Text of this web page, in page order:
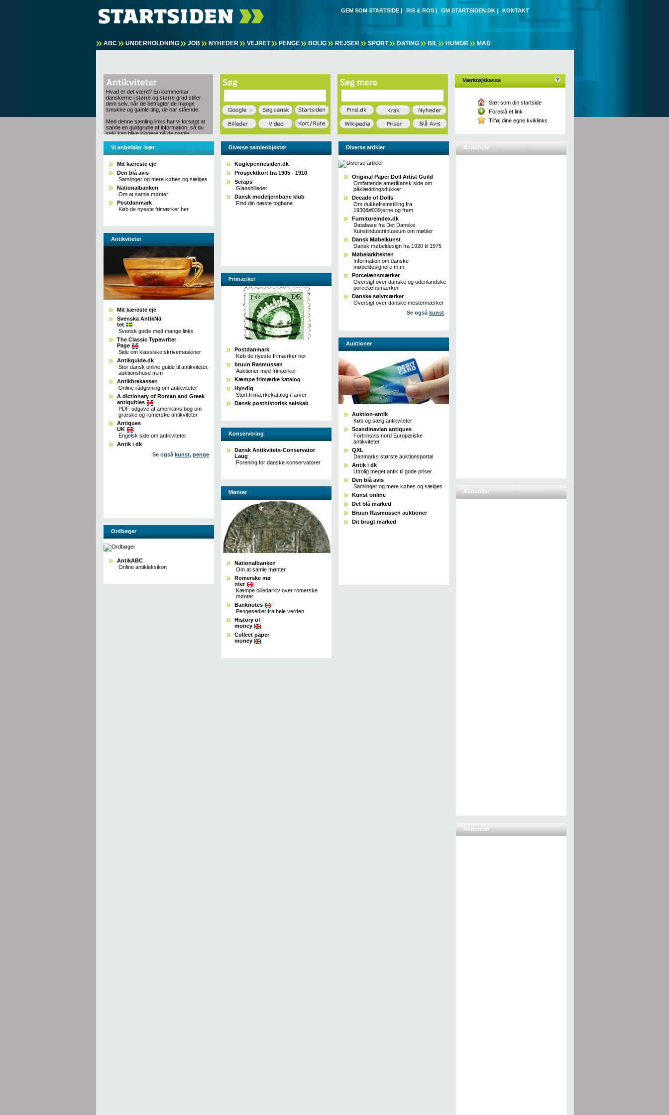
GEM SOM STARTSIDE | RIS & ROS | OM STARTSIDEN.DK | KONTAKT
ABC UNDERHOLDNING JOB NYHEDER VEJRET PENGE BOLIG REJSER SPORT DATING BIL HUMOR MAD
Hvad er det værd? En kommentar
danskerne i større og større grad stiller
dem selv, når de betragter de mange
smukke og gamle ting, de har stående.
Med denne samling links har vi forsøgt at
samle en guldgrube af information, så du
selv kan blive klogere på de gamle
Værktøjskasse
Sæt som din startside
Foreslå et link
Tilføj dine egne kviklinks
Vi anbefaler især
Mit kæreste eje
Den blå avis
Samlinger og mere købes og sælges
Nationalbanken
Om at samle mønter
Postdanmark
Køb de nyeste frimærker her
Antikviteter
Mit kæreste eje
Svenska AntikNä
tet
Svensk guide med mange links
The Classic Typewriter
Page
Side om klassiske skrivemaskiner
Antikguide.dk
Stor dansk online guide til antikviteter,
auktionshuse m.m
Antikbrekassen
Online rådgivning om antikviteter
A dictionary of Roman and Greek
antiquities
PDF-udgave af amerikans bog om
græske og romerske antikviteter
Antiques
UK
Engelsk side om antikviteter
Antik i dk
Se også kunst, penge
Ordbøger
AntikABC
Online antikleksikon
Diverse samleobjekter
Kuglepennesiden.dk
Prospektkort fra 1905 - 1910
Scraps
Glansbilleder
Dansk modeljernbane klub
Find din næste togbane
Frimærker
Postdanmark
Køb de nyeste frimærker her
bruun Rasmussen
Auktioner med frimærker
Kæmpe frimærke katalog
Hyndig
Stort frimærkekatalog i farver
Dansk posthistorisk selskab
Konservering
Dansk Antikvitets-Conservator
Laug
Forening for danske konservatorer
Mønter
Nationalbanken
Om at samle mønter
Romerske mø
nter
Kæmpe billedarkiv over romerske
mønter
Banknotes
Pengesedler fra hele verden
History of
money
Collect paper
money
Diverse artikler
Original Paper Doll Artist Guild
Omfattende amerikansk side om
påklædningsdukker
Decade of Dolls
Om dukkefremstilling fra
1930&#039;erne og frem
Furnitureindex.dk
Database fra Det Danske
Kunstindustrimuseum om møbler
Dansk Møbelkunst
Dansk møbeldesign fra 1920 til 1975
Møbelarkitekten
Information om danske
møbeldesignere m.m.
Porcelænsmærker
Oversigt over danske og udenlandske
porcelænsmærker
Danske sølvmærker
Oversigt over danske mestermærker
Se også kunst
Auktioner
Auktion-antik
Køb og sælg antikviteter
Scandinavian antiques
Fortrinsvis nord Europæiske
antikviteter
QXL
Danmarks største auktionsportal
Antik i dk
Utrolig meget antik til gode priser
Den blå avis
Samlinger og mere købes og sælges
Kunst online
Det blå marked
Bruun Rasmussen auktioner
Dit brugt marked
Annoncer
Annoncer
Annoncer